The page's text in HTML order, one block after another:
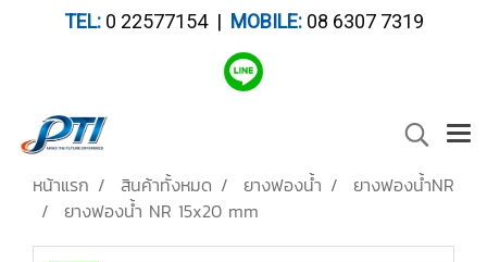
TEL:0 22577154 | MOBILE: 08 6307 7319
หน้าแรก สินค้าทั้งหมด ยางฟองน้ำ
ยางฟองน้ำNR
ยางฟองน้ำ NR 15x20 mm